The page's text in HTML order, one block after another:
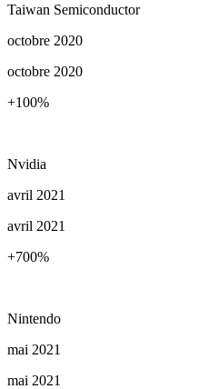
Taiwan Semiconductor
octobre 2020
octobre 2020
+100%
Nvidia
avril 2021
avril 2021
+700%
Nintendo
mai 2021
mai 2021